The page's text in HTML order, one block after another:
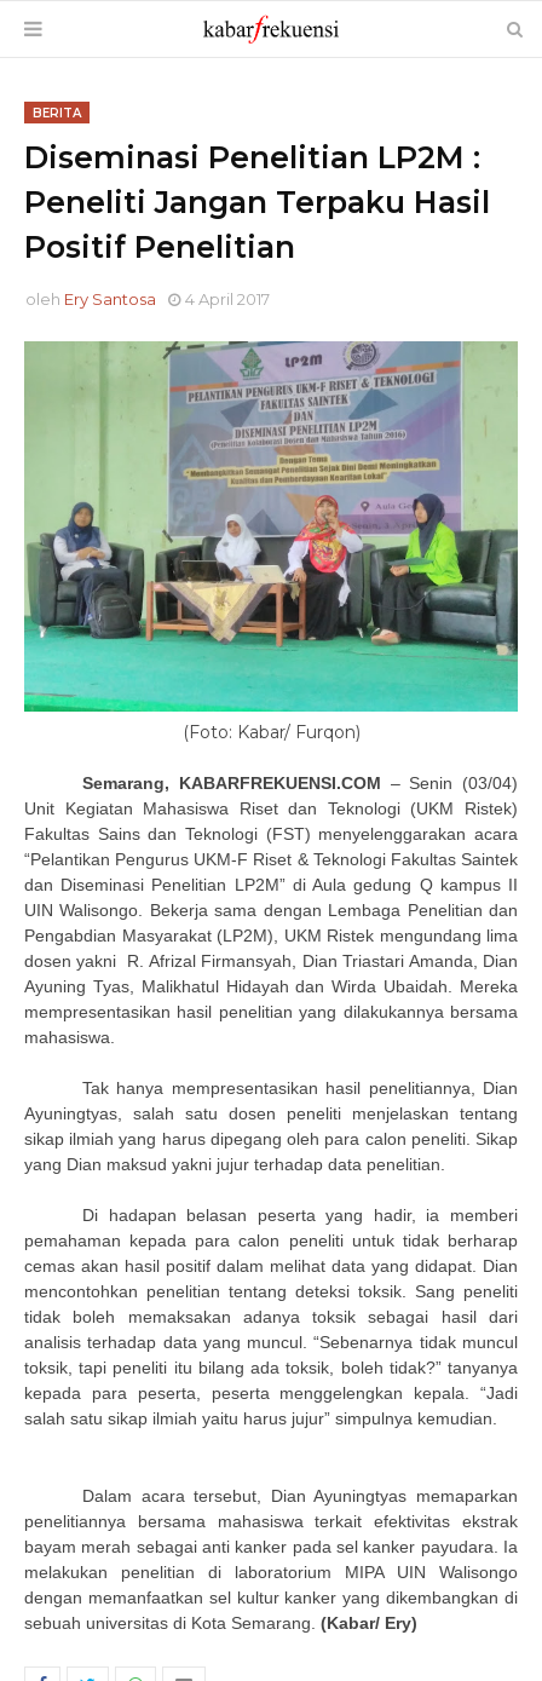
BERITA
Diseminasi Penelitian LP2M :
Peneliti Jangan Terpaku Hasil
Positif Penelitian
oleh Ery Santosa 4 April 2017
(Foto: Kabar/ Furqon)
Semarang, KABARFREKUENSI.COM – Senin (03/04)
Unit Kegiatan Mahasiswa Riset dan Teknologi (UKM Ristek)
Fakultas Sains dan Teknologi (FST) menyelenggarakan acara
“Pelantikan Pengurus UKM-F Riset & Teknologi Fakultas Saintek
dan Diseminasi Penelitian LP2M” di Aula gedung Q kampus II
UIN Walisongo. Bekerja sama dengan Lembaga Penelitian dan
Pengabdian Masyarakat (LP2M), UKM Ristek mengundang lima
dosen yakni R. Afrizal Firmansyah, Dian Triastari Amanda, Dian
Ayuning Tyas, Malikhatul Hidayah dan Wirda Ubaidah. Mereka
mempresentasikan hasil penelitian yang dilakukannya bersama
mahasiswa.
Tak hanya mempresentasikan hasil penelitiannya, Dian
Ayuningtyas, salah satu dosen peneliti menjelaskan tentang
sikap ilmiah yang harus dipegang oleh para calon peneliti. Sikap
yang Dian maksud yakni jujur terhadap data penelitian.
Di hadapan belasan peserta yang hadir, ia memberi
pemahaman kepada para calon peneliti untuk tidak berharap
cemas akan hasil positif dalam melihat data yang didapat. Dian
mencontohkan penelitian tentang deteksi toksik. Sang peneliti
tidak boleh memaksakan adanya toksik sebagai hasil dari
analisis terhadap data yang muncul. “Sebenarnya tidak muncul
toksik, tapi peneliti itu bilang ada toksik, boleh tidak?” tanyanya
kepada para peserta, peserta menggelengkan kepala. “Jadi
salah satu sikap ilmiah yaitu harus jujur” simpulnya kemudian.
Dalam acara tersebut, Dian Ayuningtyas memaparkan
penelitiannya bersama mahasiswa terkait efektivitas ekstrak
bayam merah sebagai anti kanker pada sel kanker payudara. Ia
melakukan penelitian di laboratorium MIPA UIN Walisongo
dengan memanfaatkan sel kultur kanker yang dikembangkan di
sebuah universitas di Kota Semarang. (Kabar/ Ery)